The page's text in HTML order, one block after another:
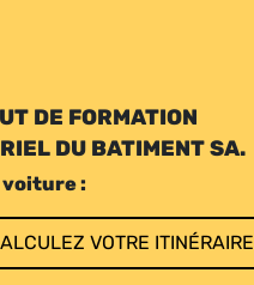
DE FORMATION
DU BATIMENT SA.
voiture :
VOTRE ITINÉRAIRE